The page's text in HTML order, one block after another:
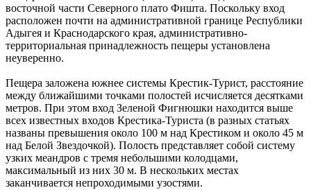
восточной части Северного плато Фишта. Поскольку вход
расположен почти на административной границе Республики
Адыгея и Краснодарского края, административно-
территориальная принадлежность пещеры установлена
неуверенно.
Пещера заложена южнее системы Крестик-Турист, расстояние
между ближайшими точками полостей исчисляется десятками
метров. При этом вход Зеленой Фигнюшки находится выше
всех известных входов Крестика-Туриста (в разных статьях
названы превышения около 100 м над Крестиком и около 45 м
над Белой Звездочкой). Полость представляет собой систему
узких меандров с тремя небольшими колодцами,
максимальный из них 30 м. В нескольких местах
заканчивается непроходимыми узостями.